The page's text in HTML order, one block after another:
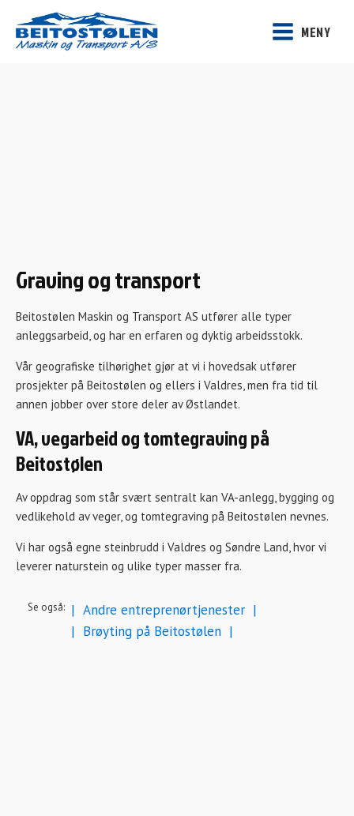
MENY
Graving og transport
Beitostølen Maskin og Transport AS utfører alle typer
anleggsarbeid, og har en erfaren og dyktig arbeidsstokk.
Vår geografiske tilhørighet gjør at vi i hovedsak utfører
prosjekter på Beitostølen og ellers i Valdres, men fra tid til
annen jobber over store deler av Østlandet.
VA, vegarbeid og tomtegraving på
Beitostølen
Av oppdrag som står svært sentralt kan VA-anlegg, bygging og
vedlikehold av veger, og tomtegraving på Beitostølen nevnes.
Vi har også egne steinbrudd i Valdres og Søndre Land, hvor vi
leverer naturstein og ulike typer masser fra.
Se også: | Andre entreprenørtjenester |
| Brøyting på Beitostølen |